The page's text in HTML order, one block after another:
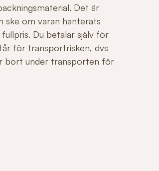
Det är
ske om varan hanterats
Du betalar själv för
för transportrisken, dvs
bort under transporten för